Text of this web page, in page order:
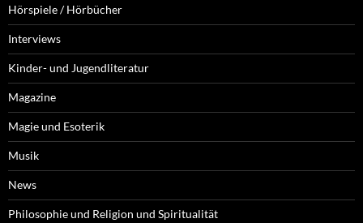
Hörspiele / Hörbücher
Interviews
Kinder- und Jugendliteratur
Magazine
Magie und Esoterik
Musik
News
Philosophie und Religion und Spiritualität